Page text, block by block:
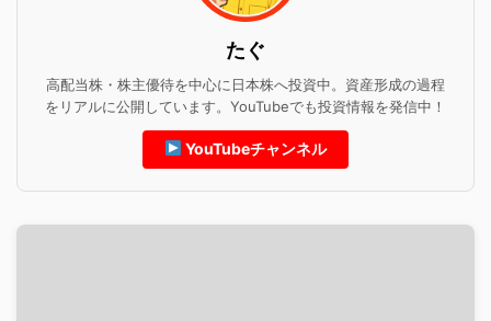
たぐ
高配当株・株主優待を中心に日本株へ投資中。資産形成の過程
をリアルに公開しています。YouTubeでも投資情報を発信中！
YouTubeチャンネル